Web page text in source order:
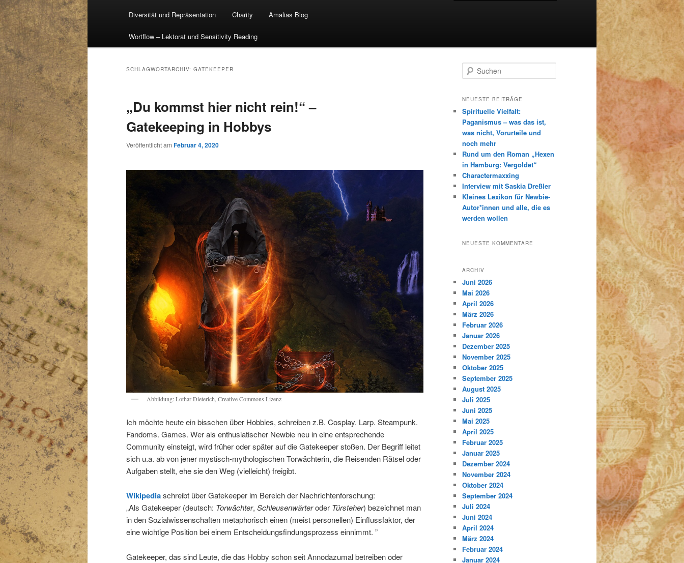
Diversität und Repräsentation Charity Amalias Blog
Wortflow – Lektorat und Sensitivity Reading
SCHLAGWORTARCHIV: GATEKEEPER
„Du kommst hier nicht rein!“ –
Gatekeeping in Hobbys
Veröffentlicht am Februar 4, 2020
Abbildung: Lothar Dieterich, Creative Commons Lizenz
Ich möchte heute ein bisschen über Hobbies, schreiben z.B. Cosplay. Larp. Steampunk.
Fandoms. Games. Wer als enthusiatischer Newbie neu in eine entsprechende
Community einsteigt, wird früher oder später auf die Gatekeeper stoßen. Der Begriff leitet
sich u.a. ab von jener mystisch-mythologischen Torwächterin, die Reisenden Rätsel oder
Aufgaben stellt, ehe sie den Weg (vielleicht) freigibt.
Wikipediaschreibt über Gatekeeper im Bereich der Nachrichtenforschung:
„Als Gatekeeper (deutsch: Torwächter, Schleusenwärteroder Türsteher) bezeichnet man
in den Sozialwissenschaften metaphorisch einen (meist personellen) Einflussfaktor, der
eine wichtige Position bei einem Entscheidungsfindungsprozess einnimmt. ”
Gatekeeper, das sind Leute, die das Hobby schon seit Annodazumal betreiben oder
u
h
n
NEUESTE BEITRÄGE
Spirituelle Vielfalt:
Paganismus – was das ist,
was nicht, Vorurteile und
noch mehr
Rund um den Roman „Hexen
in Hamburg: Vergoldet“
Charactermaxxing
Interview mit Saskia Dreßler
Kleines Lexikon für Newbie-
Autor*innen und alle, die es
werden wollen
NEUESTE KOMMENTARE
ARCHIV
Juni 2026
Mai 2026
April 2026
März 2026
Februar 2026
Januar 2026
Dezember 2025
November 2025
Oktober 2025
September 2025
August 2025
Juli 2025
Juni 2025
Mai 2025
April 2025
Februar 2025
Januar 2025
Dezember 2024
November 2024
Oktober 2024
September 2024
Juli 2024
Juni 2024
April 2024
März 2024
Februar 2024
Januar 2024